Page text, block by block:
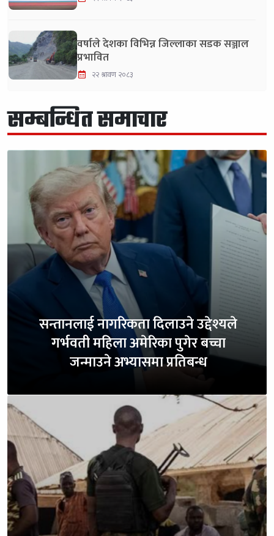
वर्षाले देशका विभिन्न जिल्लाका सडक सञ्जाल
प्रभावित
२२ श्रावण २०८३
सम्बन्धित समाचार
सन्तानलाई नागरिकता दिलाउने उद्देश्यले
गर्भवती महिला अमेरिका पुगेर बच्चा
जन्माउने अभ्यासमा प्रतिबन्ध